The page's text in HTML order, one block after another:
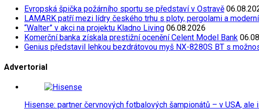
Evropská špička požárního sportu se představí v Ostravě
LAMARK patří mezi lídry českého trhu s ploty, pergolami a
“Walter” v akci na projektu Kladno Living 06.08.2026
Komerční banka získala prestižní ocenění Celent Model Bank
Genius představil lehkou bezdrátovou myš NX-8280S BT s
Advertorial
Hisense: partner červnových fotbalových šampionátů – v USA, ale